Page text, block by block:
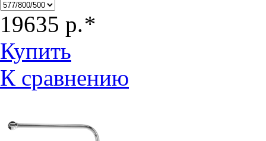
19635 р.*
Купить
К сравнению